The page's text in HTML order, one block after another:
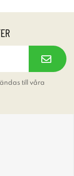
till våra